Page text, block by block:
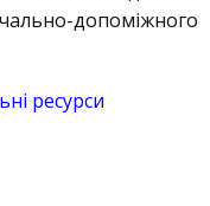
допоміжного
ресурси